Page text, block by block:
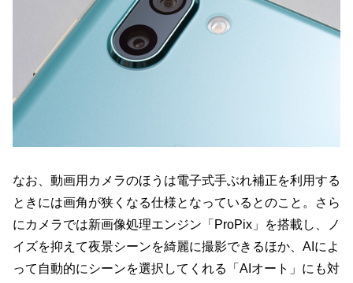
なお、動画用カメラのほうは電子式手ぶれ補正を利用する
ときには画角が狭くなる仕様となっているとのこと。さら
にカメラでは新画像処理エンジン「ProPix」を搭載し、ノ
イズを抑えて夜景シーンを綺麗に撮影できるほか、AIによ
って自動的にシーンを選択してくれる「AIオート」にも対